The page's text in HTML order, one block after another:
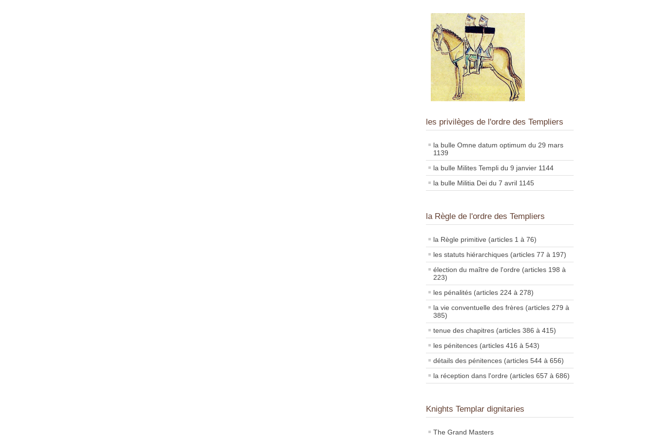
les privilèges de l'ordre des Templiers
la bulle Omne datum optimum du 29 mars
1139
la bulle Milites Templi du 9 janvier 1144
la bulle Militia Dei du 7 avril 1145
la Règle de l'ordre des Templiers
la Règle primitive (articles 1 à 76)
les statuts hiérarchiques (articles 77 à 197)
élection du maître de l'ordre (articles 198 à
223)
les pénalités (articles 224 à 278)
la vie conventuelle des frères (articles 279 à
385)
tenue des chapitres (articles 386 à 415)
les pénitences (articles 416 à 543)
détails des pénitences (articles 544 à 656)
la réception dans l'ordre (articles 657 à 686)
Knights Templar dignitaries
The Grand Masters